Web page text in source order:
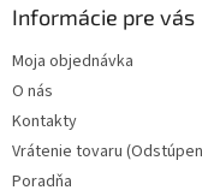
Informácie pre vás
Moja objednávka
O nás
Kontakty
Vrátenie tovaru
Poradňa